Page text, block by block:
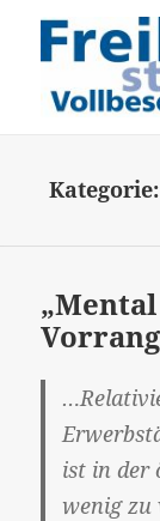
ist in der
wenig zu